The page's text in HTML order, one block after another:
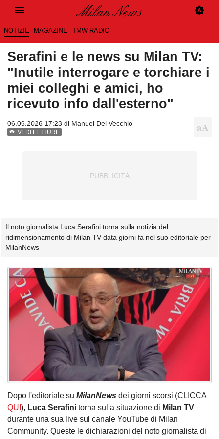
NOTIZIE MAGAZINE TMW RADIO
Serafini e le news su Milan TV:
"Inutile interrogare e torchiare i
miei colleghi e amici, ho
ricevuto info dall'esterno"
06.06.2026 17:23 di Manuel Del Vecchio
VEDI LETTURE
Il noto giornalista Luca Serafini torna sulla notizia del
ridimensionamento di Milan TV data giorni fa nel suo editoriale per
MilanNews
Dopo l'editoriale su MilanNews dei giorni scorsi (CLICCA
QUI ), Luca Serafini torna sulla situazione di Milan TV
durante una sua live sul canale YouTube di Milan
Community. Queste le dichiarazioni del noto giornalista di